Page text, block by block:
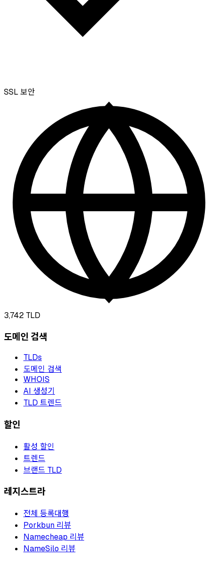
SSL 보안
3,742 TLD
도메인 검색
TLDs
도메인 검색
WHOIS
AI 생성기
TLD 트렌드
할인
활성 할인
트렌드
브랜드 TLD
레지스트라
전체 등록대행
Porkbun 리뷰
Namecheap 리뷰
NameSilo 리뷰